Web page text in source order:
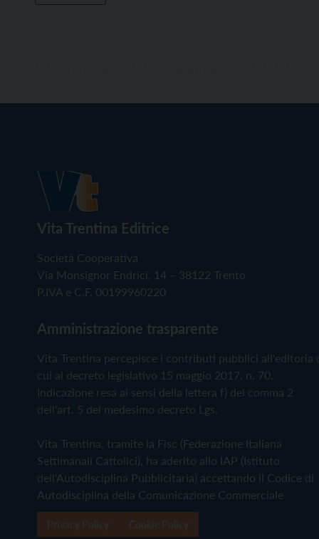
Vita Trentina Editrice
Società Cooperativa
Via Monsignor Endrici, 14 – 38122 Trento
P.IVA e C.F. 00199960220
Amministrazione trasparente
Vita Trentina percepisce i contributi pubblici all'editoria
cui al decreto legislativo 15 maggio 2017, n. 70.
Indicazione resa ai sensi della lettera f) del comma 2
dell'art. 5 del medesimo decreto Lgs.
Vita Trentina, tramite la Fisc (Federazione Italiana
Settimanali Cattolici), ha aderito allo IAP (Istituto
dell'Autodisciplina Pubblicitaria) accettando il Codice di
Autodisciplina della Comunicazione Commerciale